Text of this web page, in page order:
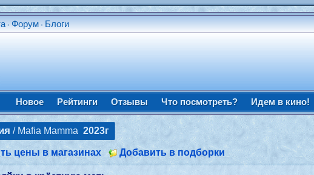
•Форум • Блоги
Новое Рейтинги Отзывы Что посмотреть? Идем в кино!
/ Mafia Mamma2023г
цены в магазинах Добавить в подборки